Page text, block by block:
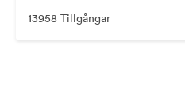
13958 Tillgångar